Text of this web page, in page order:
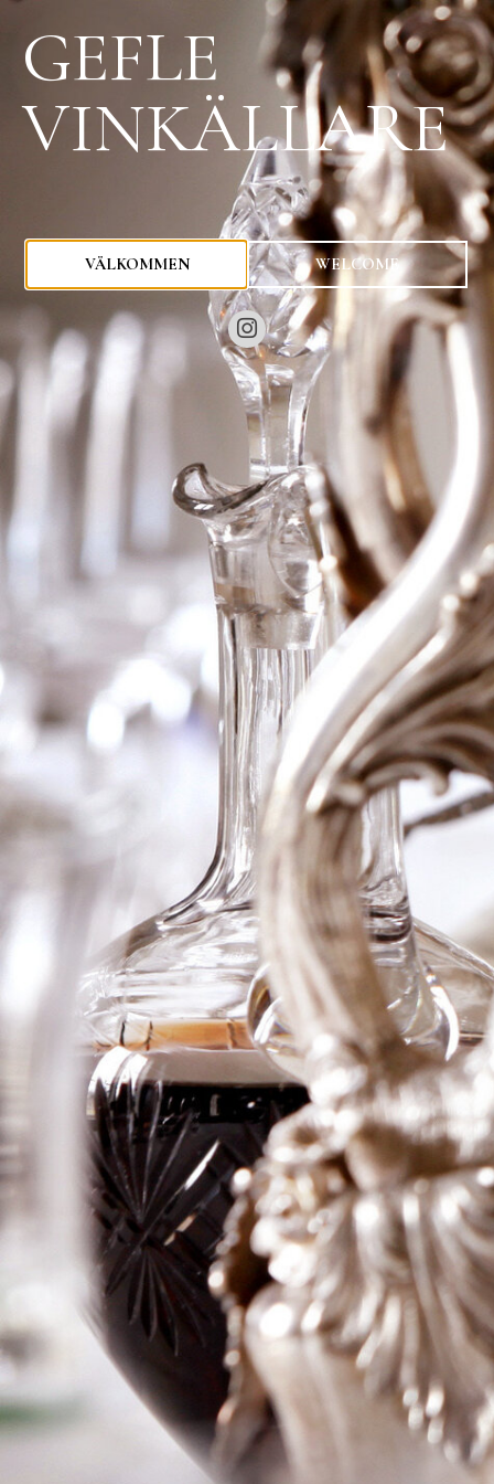
2013 Pommard
1er Cru Les
Grands Epenots
Logga in för att se priset
Art.nr: 18616-01
Information
Producent Francois Gaunoux
Årgång 2013
Land Frankrike
Område Bougogne
Färg Rött
75cl
GEFLE
VINKÄLLARE
VÄLKOMMEN WELCOME